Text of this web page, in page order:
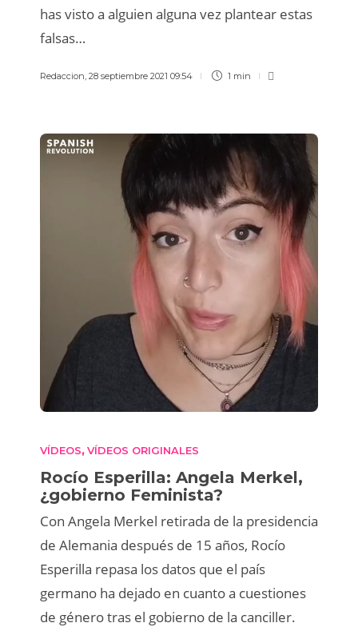
has visto a alguien alguna vez plantear estas
falsas…
Redaccion, 28 septiembre 2021 09:54 1 min
VÍDEOS, VÍDEOS ORIGINALES
Rocío Esperilla: Angela Merkel,
¿gobierno Feminista?
Con Angela Merkel retirada de la presidencia
de Alemania después de 15 años, Rocío
Esperilla repasa los datos que el país
germano ha dejado en cuanto a cuestiones
de género tras el gobierno de la canciller.